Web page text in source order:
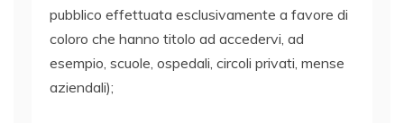
pubblico effettuata esclusivamente a favore di
coloro che hanno titolo ad accedervi, ad
esempio, scuole, ospedali, circoli privati, mense
aziendali);